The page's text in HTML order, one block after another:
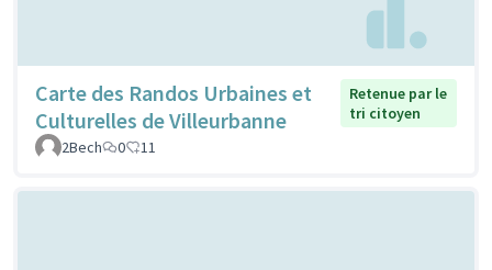
Carte des Randos Urbaines et
Culturelles de Villeurbanne
Retenue par le
tri citoyen
2Bech
0 11